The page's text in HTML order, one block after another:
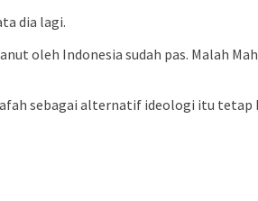
dia lagi.
oleh Indonesia sudah pas. Malah
sebagai alternatif ideologi itu tetap